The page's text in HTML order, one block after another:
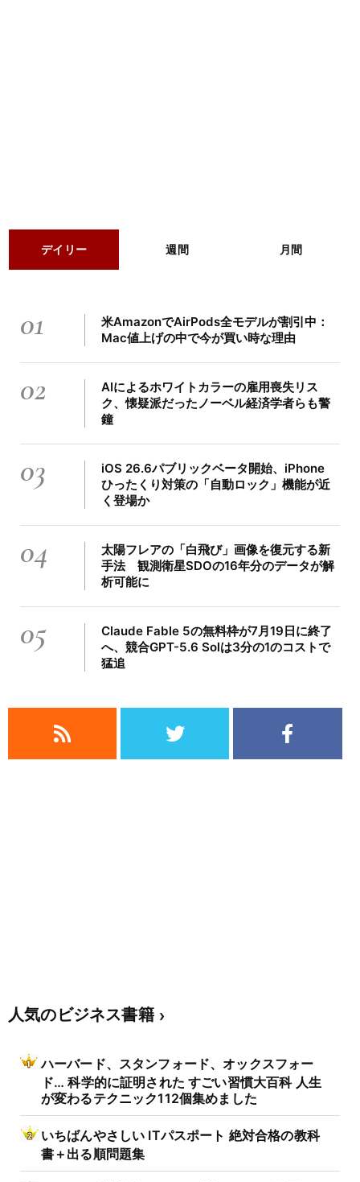
デイリー 週間 月間
01
米AmazonでAirPods全モデルが割引中：
Mac値上げの中で今が買い時な理由
02
AIによるホワイトカラーの雇用喪失リス
ク、懐疑派だったノーベル経済学者らも警
鐘
03
iOS 26.6パブリックベータ開始、iPhone
ひったくり対策の「自動ロック」機能が近
く登場か
04
太陽フレアの「白飛び」画像を復元する新
手法 観測衛星SDOの16年分のデータが解
析可能に
05
Claude Fable 5の無料枠が7月19日に終了
へ、競合GPT-5.6 Solは3分の1のコストで
猛追
人気のビジネス書籍
ハーバード、スタンフォード、オックスフォー
ド… 科学的に証明された すごい習慣大百科 人生
が変わるテクニック112個集めました
いちばんやさしい ITパスポート 絶対合格の教科
書＋出る順問題集